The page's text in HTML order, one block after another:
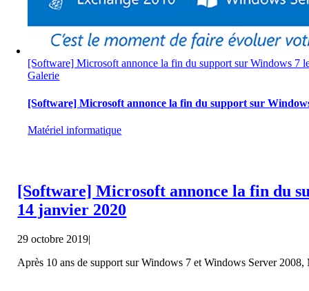
[Software] Microsoft annonce la fin du support sur Windows 7
Galerie
[Software] Microsoft annonce la fin du support sur
Matériel informatique
[Software] Microsoft annonce la fin du
14 janvier 2020
29 octobre 2019|
Après 10 ans de support sur Windows 7 et Windows Server